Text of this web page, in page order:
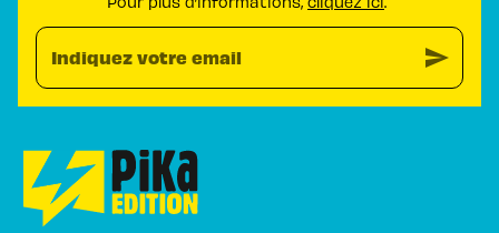
Indiquez votre email send